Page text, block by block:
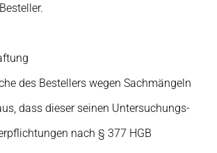
des Bestellers wegen Sachmängeln
dass dieser seinen Untersuchungs-
nach § 377 HGB